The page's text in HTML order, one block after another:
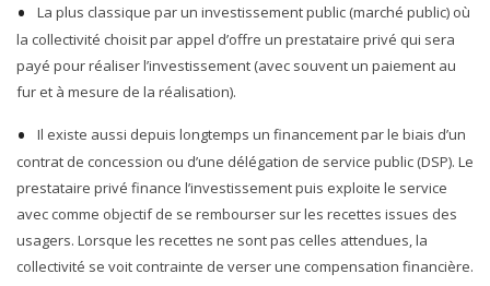
La plus classique par un investissement public (marché public) où
la collectivité choisit par appel d’offre un prestataire privé qui sera
payé pour réaliser l’investissement (avec souvent un paiement au
fur et à mesure de la réalisation).
Il existe aussi depuis longtemps un financement par le biais d’un
contrat de concession ou d’une délégation de service public (DSP). Le
prestataire privé finance l’investissement puis exploite le service
avec comme objectif de se rembourser sur les recettes issues des
usagers. Lorsque les recettes ne sont pas celles attendues, la
collectivité se voit contrainte de verser une compensation financière.